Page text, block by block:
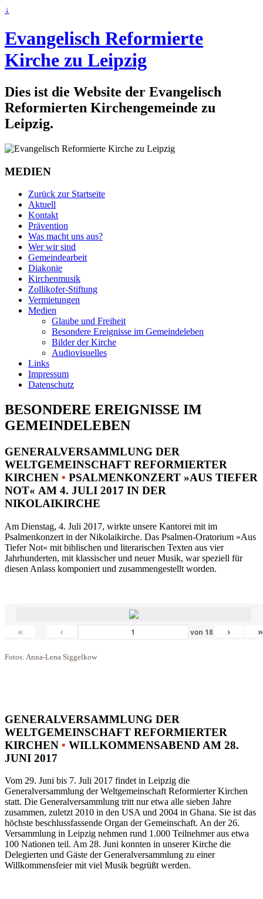
↓
Evangelisch Reformierte
Kirche zu Leipzig
Dies ist die Website der Evangelisch
Reformierten Kirchengemeinde zu
Leipzig.
MEDIEN
Zurück zur Startseite
Aktuell
Kontakt
Prävention
Was macht uns aus?
Wer wir sind
Gemeindearbeit
Diakonie
Kirchenmusik
Zollikofer-Stiftung
Vermietungen
Medien
Glaube und Freiheit
Besondere Ereignisse im Gemeindeleben
Bilder der Kirche
Audiovisuelles
Links
Impressum
Datenschutz
BESONDERE EREIGNISSE IM
GEMEINDELEBEN
GENERALVERSAMMLUNG DER
WELTGEMEINSCHAFT REFORMIERTER
KIRCHEN • PSALMENKONZERT »AUS TIEFER
NOT« AM 4. JULI 2017 IN DER
NIKOLAIKIRCHE
Am Dienstag, 4. Juli 2017, wirkte unsere Kantorei mit im
Psalmenkonzert in der Nikolaikirche. Das Psalmen-Oratorium »Aus
Tiefer Not« mit biblischen und literarischen Texten aus vier
Jahrhunderten, mit klassischer und neuer Musik, war speziell für
diesen Anlass komponiert und zusammengestellt worden.
« ‹ von 18 › »
Fotos: Anna-Lena Siggelkow
GENERALVERSAMMLUNG DER
WELTGEMEINSCHAFT REFORMIERTER
KIRCHEN • WILLKOMMENSABEND AM 28.
JUNI 2017
Vom 29. Juni bis 7. Juli 2017 findet in Leipzig die
Generalversammlung der Weltgemeinschaft Reformierter Kirchen
statt. Die Generalversammlung tritt nur etwa alle sieben Jahre
zusammen, zuletzt 2010 in den USA und 2004 in Ghana. Sie ist das
höchste beschlussfassende Organ der Gemeinschaft. An der 26.
Versammlung in Leipzig nehmen rund 1.000 Teilnehmer aus etwa
100 Nationen teil. Am 28. Juni konnten in unserer Kirche die
Delegierten und Gäste der Generalversammlung zu einer
Willkommensfeier mit viel Musik begrüßt werden.